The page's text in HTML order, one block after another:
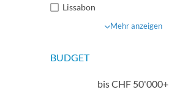
Lissabon
Mehr anzeigen
BUDGET
bisCHF 50'000+